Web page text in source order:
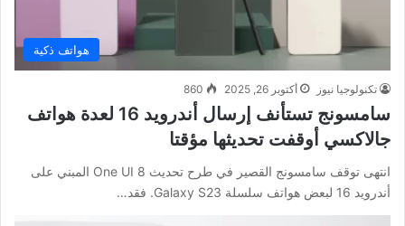
هواتف ذكية
تكنولوجيا نيوز أكتوبر 26, 2025 860
سامسونج تستأنف إرسال أندرويد 16 لعدة هواتف
جالاكسي أوقفت تحديثها مؤقتا
انتهى توقف سامسونج القصير في طرح تحديث One UI 8 المبني على
أندرويد 16 لبعض هواتف سلسلة Galaxy S23. فقد…